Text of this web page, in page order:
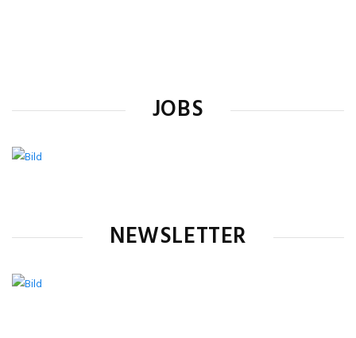
JOBS
NEWSLETTER